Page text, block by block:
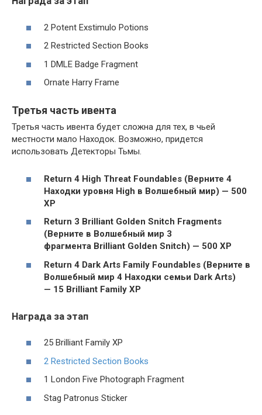
2 Potent Exstimulo Potions
2 Restricted Section Books
1 DMLE Badge Fragment
Ornate Harry Frame
Третья часть ивента
Третья часть ивента будет сложна для тех, в чьей
местности мало Находок. Возможно, придется
использовать Детекторы Тьмы.
Return 4 High Threat Foundables (Верните 4
Находки уровня High в Волшебный мир) — 500
XP
Return 3 Brilliant Golden Snitch Fragments
(Верните в Волшебный мир 3
фрагмента Brilliant Golden Snitch) — 500 XP
Return 4 Dark Arts Family Foundables (Верните в
Волшебный мир 4 Находки семьи Dark Arts)
— 15 Brilliant Family XP
Награда за этап
25 Brilliant Family XP
2 Restricted Section Books
1 London Five Photograph Fragment
Stag Patronus Sticker